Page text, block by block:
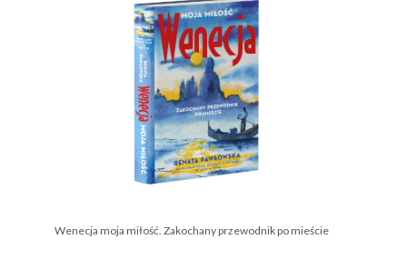
Wenecja moja miłość. Zakochany przewodnik po mieście